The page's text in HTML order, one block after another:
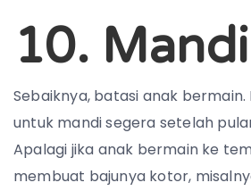
10. Mandi
Sebaiknya, batasi anak bermain.
untuk mandi segera setelah
Apalagi jika anak bermain ke
membuat bajunya kotor,